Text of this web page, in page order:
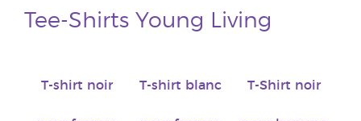
Tee-Shirts Young Living
T-shirt noir T-shirt blanc T-Shirt noir